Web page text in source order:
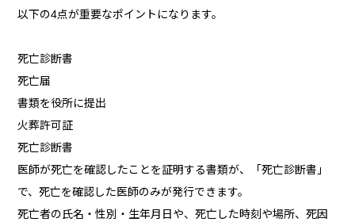
以下の4点が重要なポイントになります。
死亡診断書
死亡届
書類を役所に提出
火葬許可証
死亡診断書
医師が死亡を確認したことを証明する書類が、「死亡診断書」
で、死亡を確認した医師のみが発行できます。
死亡者の氏名・性別・生年月日や、死亡した時刻や場所、死因